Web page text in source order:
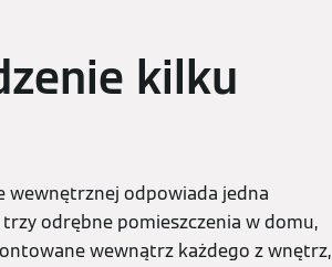
kilku
wewnętrznej odpowiada jedna
odrębne pomieszczenia w domu,
wewnątrz każdego z wnętrz,